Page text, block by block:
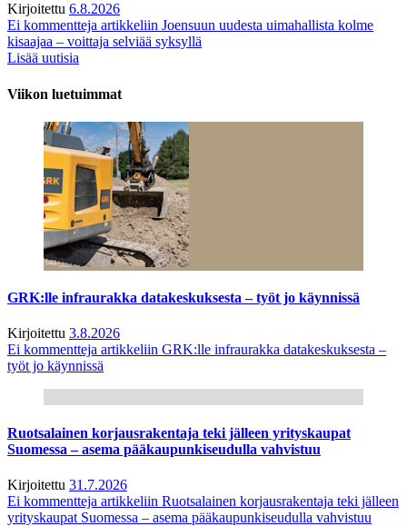
Kirjoitettu 6.8.2026
Ei kommentteja artikkeliin Joensuun uudesta uimahallista kolme
kisaajaa – voittaja selviää syksyllä
Lisää uutisia
Viikon luetuimmat
GRK:lle infraurakka datakeskuksesta – työt jo käynnissä
Kirjoitettu 3.8.2026
Ei kommentteja artikkeliin GRK:lle infraurakka datakeskuksesta –
työt jo käynnissä
Ruotsalainen korjausrakentaja teki jälleen yrityskaupat
Suomessa – asema pääkaupunkiseudulla vahvistuu
Kirjoitettu 31.7.2026
Ei kommentteja artikkeliin Ruotsalainen korjausrakentaja teki jälleen
yrityskaupat Suomessa – asema pääkaupunkiseudulla vahvistuu